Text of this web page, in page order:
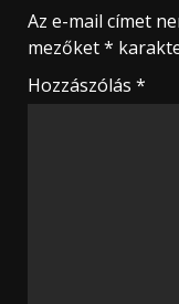
Az e-mail címet
mezőket*
Hozzászólás *